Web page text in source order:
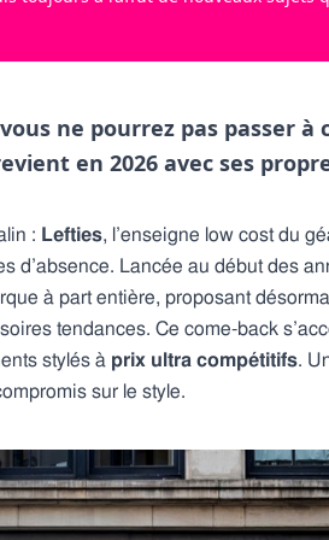
ne pourrez pas passer
en 2026 avec ses
: Lefties, l’enseigne low cost du
d’absence. Lancée au début des
à part entière, proposant
tendances. Ce come-back
stylés à prix ultra compétitifs.
sur le style.